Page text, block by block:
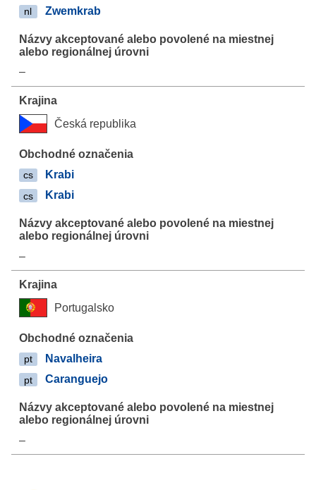
nl Zwemkrab
–
Česká republika
cs Krabi
cs Krabi
–
Portugalsko
pt Navalheira
pt Caranguejo
–